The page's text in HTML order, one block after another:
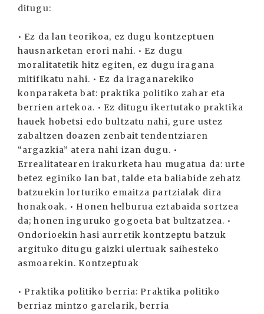
ditugu:
• Ez da lan teorikoa, ez dugu kontzeptuen
hausnarketan erori nahi. • Ez dugu
moralitatetik hitz egiten, ez dugu iragana
mitifikatu nahi. • Ez da iraganarekiko
konparaketa bat: praktika politiko zahar eta
berrien artekoa. • Ez ditugu ikertutako praktika
hauek hobetsi edo bultzatu nahi, gure ustez
zabaltzen doazen zenbait tendentziaren
“argazkia” atera nahi izan dugu. •
Errealitatearen irakurketa hau mugatua da: urte
betez eginiko lan bat, talde eta baliabide zehatz
batzuekin lorturiko emaitza partzialak dira
honakoak. • Honen helburua eztabaida sortzea
da; honen inguruko gogoeta bat bultzatzea. •
Ondorioekin hasi aurretik kontzeptu batzuk
argituko ditugu gaizki ulertuak saihesteko
asmoarekin. Kontzeptuak
• Praktika politiko berria: Praktika politiko
berriaz mintzo garelarik, berria